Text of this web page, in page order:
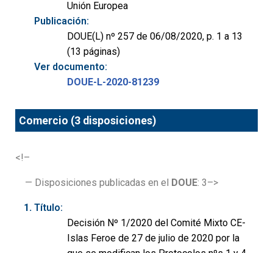
Unión Europea
Publicación:
DOUE(L) nº 257 de 06/08/2020, p. 1 a 13
(13 páginas)
Ver documento:
DOUE-L-2020-81239
Comercio (3 disposiciones)
<!–
— Disposiciones publicadas en el DOUE: 3–>
Título:
Decisión Nº 1/2020 del Comité Mixto CE-
Islas Feroe de 27 de julio de 2020 por la